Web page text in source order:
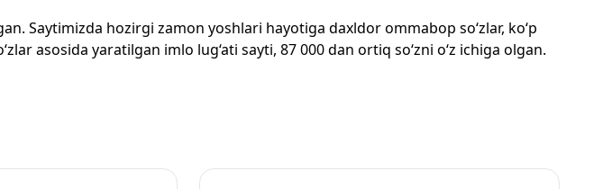
Saytimizda hozirgi zamon yoshlari hayotiga daxldor ommabop so‘zlar, ko‘p
asosida yaratilgan imlo lug‘ati sayti, 87 000 dan ortiq so‘zni o‘z ichiga olgan.